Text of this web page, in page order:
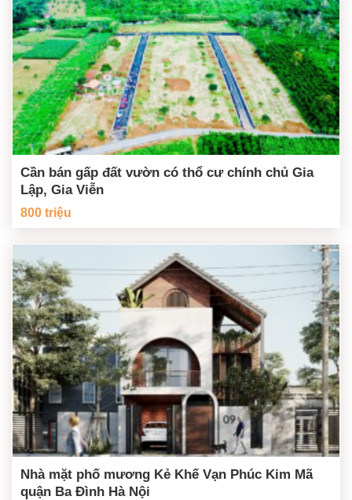
Cần bán gấp đất vườn có thổ cư chính chủ Gia
Lập, Gia Viễn
800 triệu
Nhà mặt phố mương Kẻ Khế Vạn Phúc Kim Mã
quận Ba Đình Hà Nội